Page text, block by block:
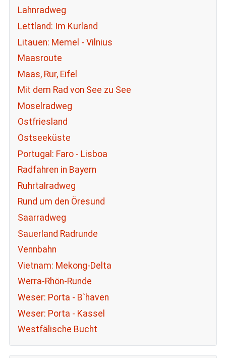
Lahnradweg
Lettland: Im Kurland
Litauen: Memel - Vilnius
Maasroute
Maas, Rur, Eifel
Mit dem Rad von See zu See
Moselradweg
Ostfriesland
Ostseeküste
Portugal: Faro - Lisboa
Radfahren in Bayern
Ruhrtalradweg
Rund um den Öresund
Saarradweg
Sauerland Radrunde
Vennbahn
Vietnam: Mekong-Delta
Werra-Rhön-Runde
Weser: Porta - B`haven
Weser: Porta - Kassel
Westfälische Bucht